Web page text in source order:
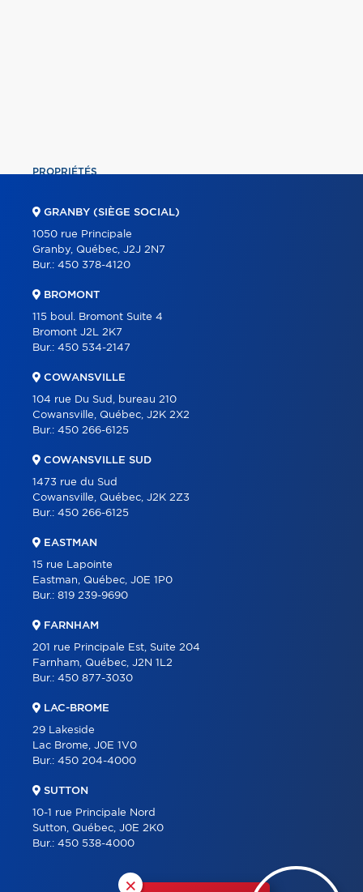
×
PROPRIÉTÉS
À PROPOS
PARTENAIRES
CONTACT
GRANBY (SIÈGE SOCIAL)
1050 rue Principale
Granby, Québec, J2J 2N7
Bur.: 450 378-4120
BROMONT
115 boul. Bromont Suite 4
Bromont J2L 2K7
Bur.: 450 534-2147
COWANSVILLE
104 rue Du Sud, bureau 210
Cowansville, Québec, J2K 2X2
Bur.: 450 266-6125
COWANSVILLE SUD
1473 rue du Sud
Cowansville, Québec, J2K 2Z3
Bur.: 450 266-6125
EASTMAN
15 rue Lapointe
Eastman, Québec, J0E 1P0
Bur.: 819 239-9690
FARNHAM
201 rue Principale Est, Suite 204
Farnham, Québec, J2N 1L2
Bur.: 450 877-3030
LAC-BROME
29 Lakeside
Lac Brome, J0E 1V0
Bur.: 450 204-4000
SUTTON
10-1 rue Principale Nord
Sutton, Québec, J0E 2K0
Bur.: 450 538-4000